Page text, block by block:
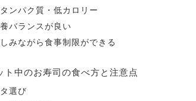
ンパク質・低カロリー
バランスが良い
みながら食事制限ができる
ト中のお寿司の食べ方と注意点
選び